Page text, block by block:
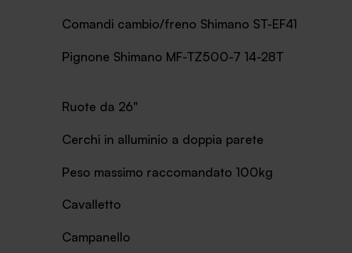
Comandi cambio/freno Shimano ST-EF41
Pignone Shimano MF-TZ500-7 14-28T
Ruote da 26"
Cerchi in alluminio a doppia parete
Peso massimo raccomandato 100kg
Cavalletto
Campanello